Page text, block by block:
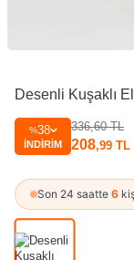
Desenli Kuşaklı
%38
İNDIRIM
336,60TL
208,99 TL
Son 24 saatte 6